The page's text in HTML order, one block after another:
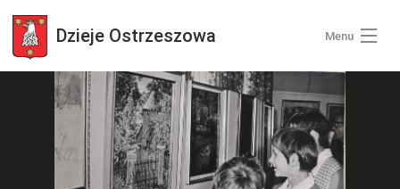
Dzieje Ostrzeszowa Menu
Wszystkie zdjęcia
Kategorie zdjęć